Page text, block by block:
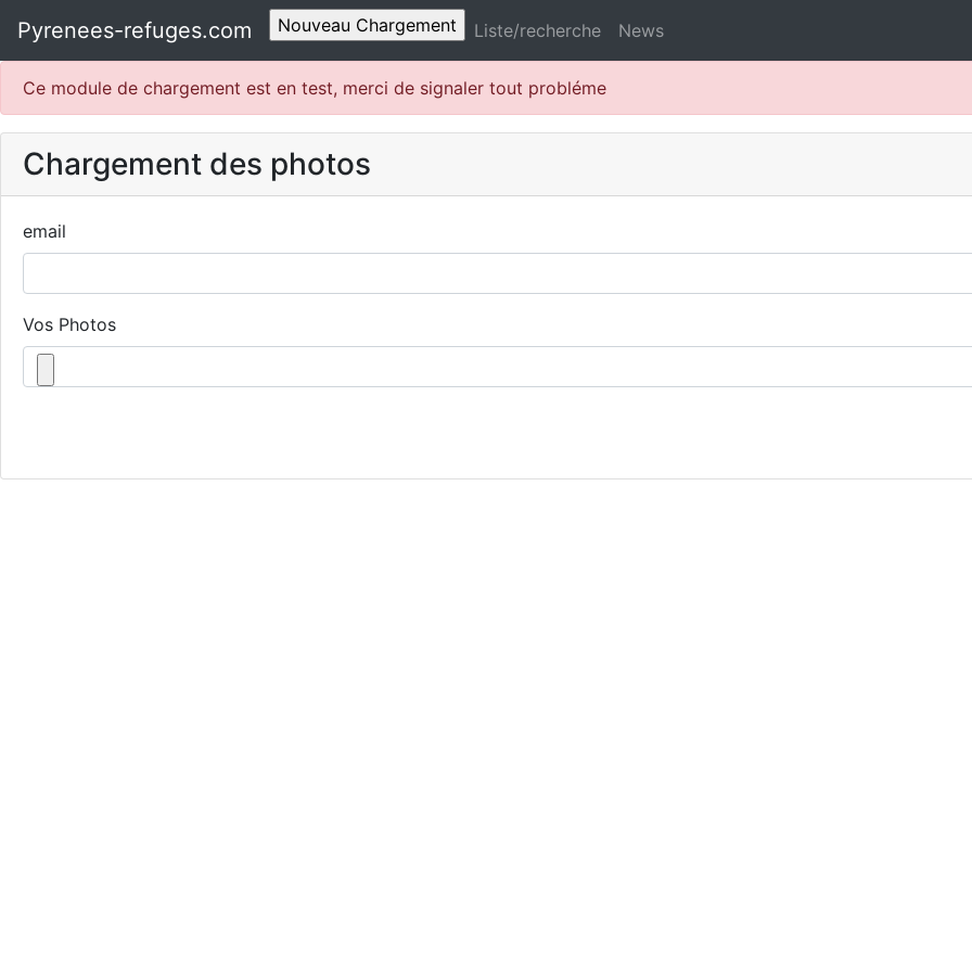
Pyrenees-refuges.com Liste/recherche News
Ce module de chargement est en test, merci de signaler tout probléme
Chargement des photos
email
Vos Photos